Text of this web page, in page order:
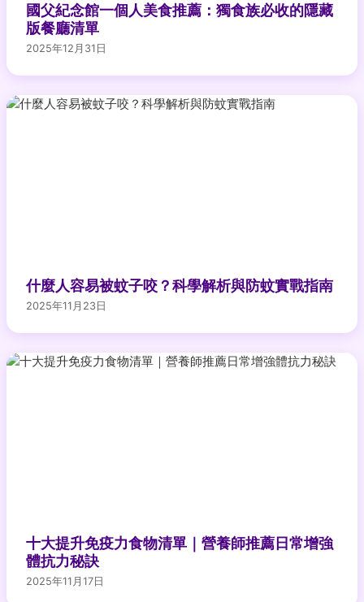
國父紀念館一個人美食推薦：獨食族必收的隱藏
版餐廳清單
2025年12月31日
什麼人容易被蚊子咬？科學解析與防蚊實戰指南
2025年11月23日
十大提升免疫力食物清單｜營養師推薦日常增強
體抗力秘訣
2025年11月17日